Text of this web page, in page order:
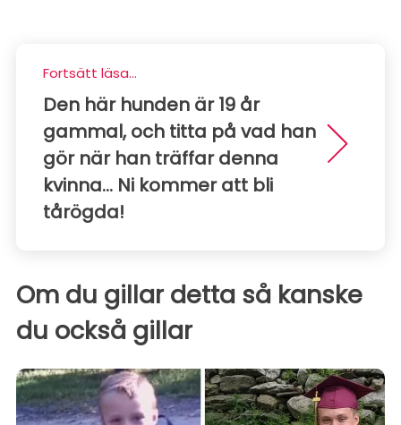
Fortsätt läsa...
Den här hunden är 19 år
gammal, och titta på vad han
gör när han träffar denna
kvinna... Ni kommer att bli
tårögda!
Om du gillar detta så kanske
du också gillar